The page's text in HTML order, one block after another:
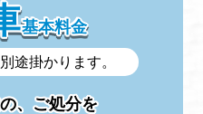
基本料金
途掛かります。
、ご処分を